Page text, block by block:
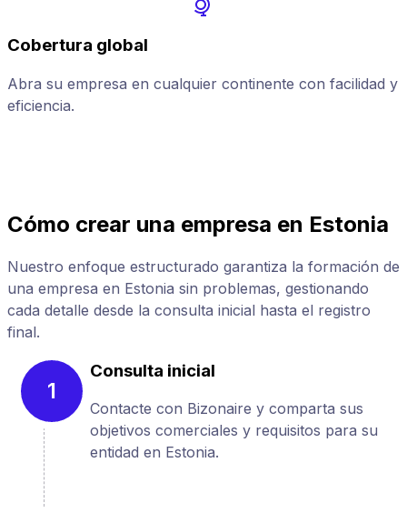
Cobertura global
Abra su empresa en cualquier continente con facilidad y
eficiencia.
Cómo crear una empresa en Estonia
Nuestro enfoque estructurado garantiza la formación de
una empresa en Estonia sin problemas, gestionando
cada detalle desde la consulta inicial hasta el registro
final.
1
Consulta inicial
Contacte con Bizonaire y comparta sus
objetivos comerciales y requisitos para su
entidad en Estonia.